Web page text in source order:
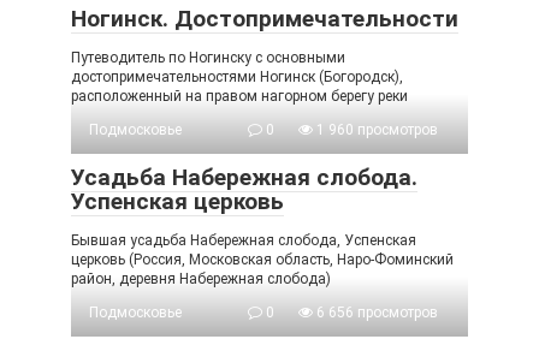
Ногинск. Достопримечательности
Путеводитель по Ногинску с основными
достопримечательностями Ногинск (Богородск),
расположенный на правом нагорном берегу реки
Подмосковье
0 1 960 просмотров
Усадьба Набережная слобода.
Успенская церковь
Бывшая усадьба Набережная слобода, Успенская
церковь (Россия, Московская область, Наро-Фоминский
район, деревня Набережная слобода)
Подмосковье
0 6 656 просмотров